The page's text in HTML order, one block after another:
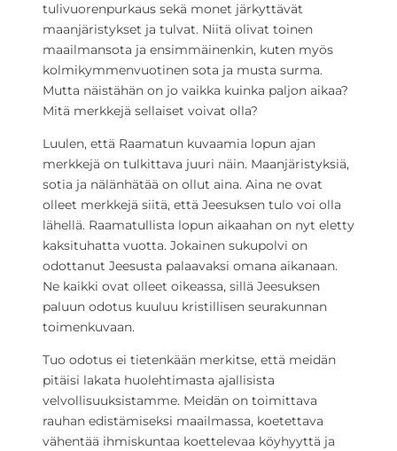
tulivuorenpurkaus sekä monet järkyttävät
maanjäristykset ja tulvat. Niitä olivat toinen
maailmansota ja ensimmäinenkin, kuten myös
kolmikymmenvuotinen sota ja musta surma.
Mutta näistähän on jo vaikka kuinka paljon aikaa?
Mitä merkkejä sellaiset voivat olla?
Luulen, että Raamatun kuvaamia lopun ajan
merkkejä on tulkittava juuri näin. Maanjäristyksiä,
sotia ja nälänhätää on ollut aina. Aina ne ovat
olleet merkkejä siitä, että Jeesuksen tulo voi olla
lähellä. Raamatullista lopun aikaahan on nyt eletty
kaksituhatta vuotta. Jokainen sukupolvi on
odottanut Jeesusta palaavaksi omana aikanaan.
Ne kaikki ovat olleet oikeassa, sillä Jeesuksen
paluun odotus kuuluu kristillisen seurakunnan
toimenkuvaan.
Tuo odotus ei tietenkään merkitse, että meidän
pitäisi lakata huolehtimasta ajallisista
velvollisuuksistamme. Meidän on toimittava
rauhan edistämiseksi maailmassa, koetettava
vähentää ihmiskuntaa koettelevaa köyhyyttä ja